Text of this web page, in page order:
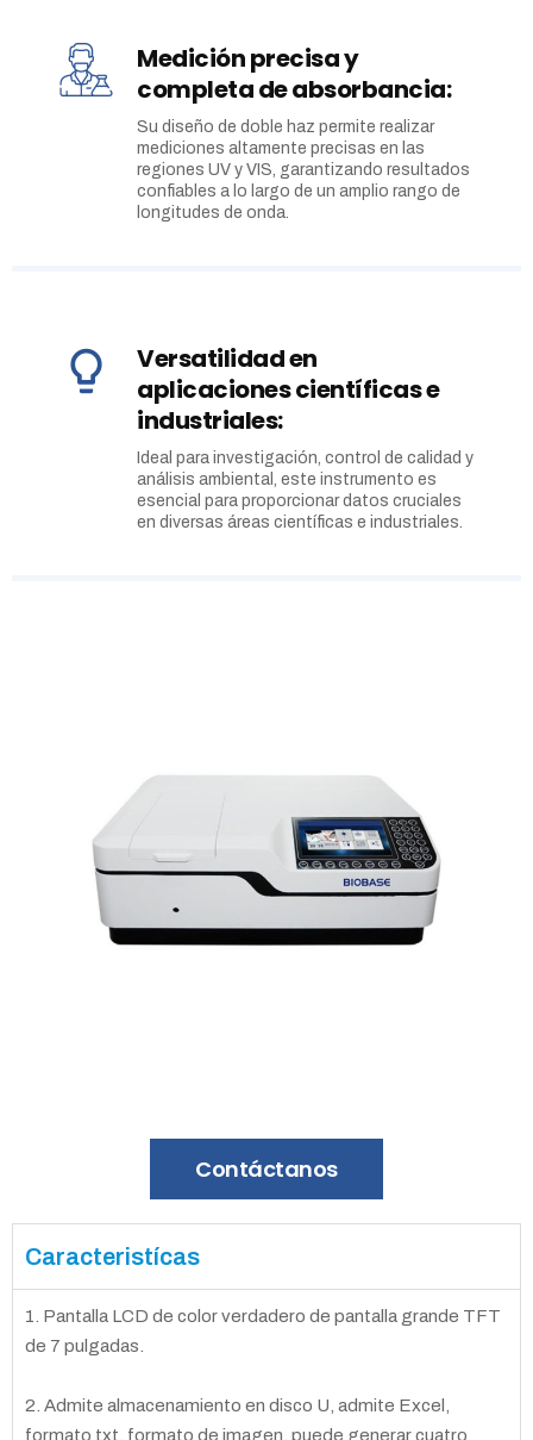
Medición precisa y
completa de absorbancia:
Su diseño de doble haz permite realizar
mediciones altamente precisas en las
regiones UV y VIS, garantizando resultados
confiables a lo largo de un amplio rango de
longitudes de onda.
Versatilidad en
aplicaciones científicas e
industriales:
Ideal para investigación, control de calidad y
análisis ambiental, este instrumento es
esencial para proporcionar datos cruciales
en diversas áreas científicas e industriales.
Contáctanos
Caracteristícas
1. Pantalla LCD de color verdadero de pantalla grande TFT
de 7 pulgadas.
2. Admite almacenamiento en disco U, admite Excel,
formato txt, formato de imagen, puede generar cuatro